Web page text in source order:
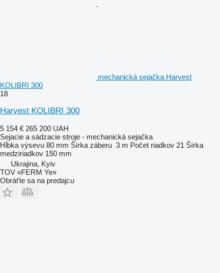
mechanická sejačka Harvest
KOLIBRI 300
18
Harvest KOLIBRI 300
5 154 € 265 200 UAH
Sejacie a sádzacie stroje - mechanická sejačka
Hĺbka výsevu 80 mm Šírka záberu 3 m Počet riadkov 21 Šírka
medziriadkov 150 mm
Ukrajina, Kyiv
TOV «FERM Ye»
Obráťte sa na predajcu